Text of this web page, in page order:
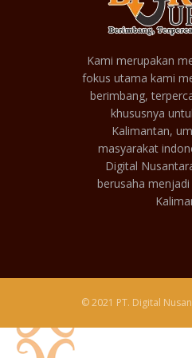
Kami merupakan
fokus utama kami
berimbang,
khususnya
Kalimantan,
masyarakat
Digital
berusaha
© 2021 PT. Digital